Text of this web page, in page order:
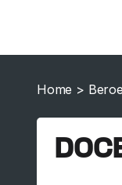
Home >